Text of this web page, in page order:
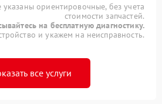
ориентировочные, без учета
стоимости запчастей.
на бесплатную диагностику.
и укажем на неисправность.
все услуги